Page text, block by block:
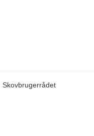
Skovbrugerrådet